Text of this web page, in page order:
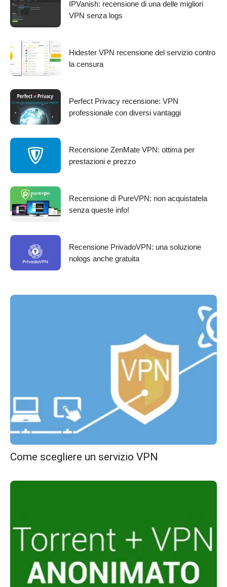
IPVanish: recensione di una delle migliori
VPN senza logs
Hidester VPN recensione del servizio contro
la censura
Perfect Privacy recensione: VPN
professionale con diversi vantaggi
Recensione ZenMate VPN: ottima per
prestazioni e prezzo
Recensione di PureVPN: non acquistatela
senza queste info!
Recensione PrivadoVPN: una soluzione
nologs anche gratuita
Come scegliere un servizio VPN